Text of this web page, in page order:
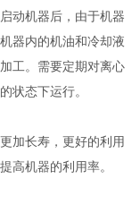
动机器后，由于机器
器内的机油和冷却液
工。需要定期对离心
状态下运行。
加长寿，更好的利用
高机器的利用率。